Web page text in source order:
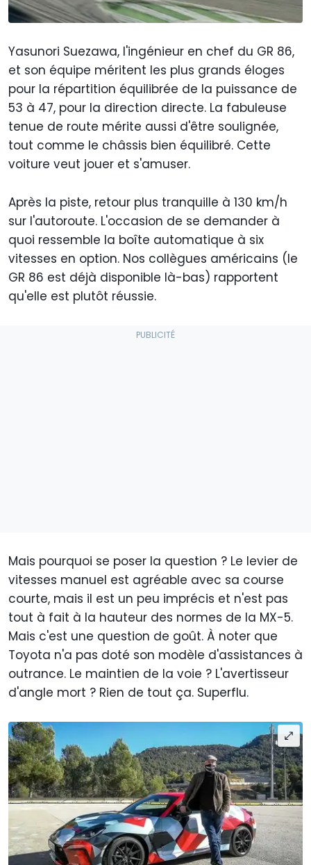
Yasunori Suezawa, l'ingénieur en chef du GR 86,
et son équipe méritent les plus grands éloges
pour la répartition équilibrée de la puissance de
53 à 47, pour la direction directe. La fabuleuse
tenue de route mérite aussi d'être soulignée,
tout comme le châssis bien équilibré. Cette
voiture veut jouer et s'amuser.
Après la piste, retour plus tranquille à 130 km/h
sur l'autoroute. L'occasion de se demander à
quoi ressemble la boîte automatique à six
vitesses en option. Nos collègues américains (le
GR 86 est déjà disponible là-bas) rapportent
qu'elle est plutôt réussie.
Mais pourquoi se poser la question ? Le levier de
vitesses manuel est agréable avec sa course
courte, mais il est un peu imprécis et n'est pas
tout à fait à la hauteur des normes de la MX-5.
Mais c'est une question de goût. À noter que
Toyota n'a pas doté son modèle d'assistances à
outrance. Le maintien de la voie ? L'avertisseur
d'angle mort ? Rien de tout ça. Superflu.